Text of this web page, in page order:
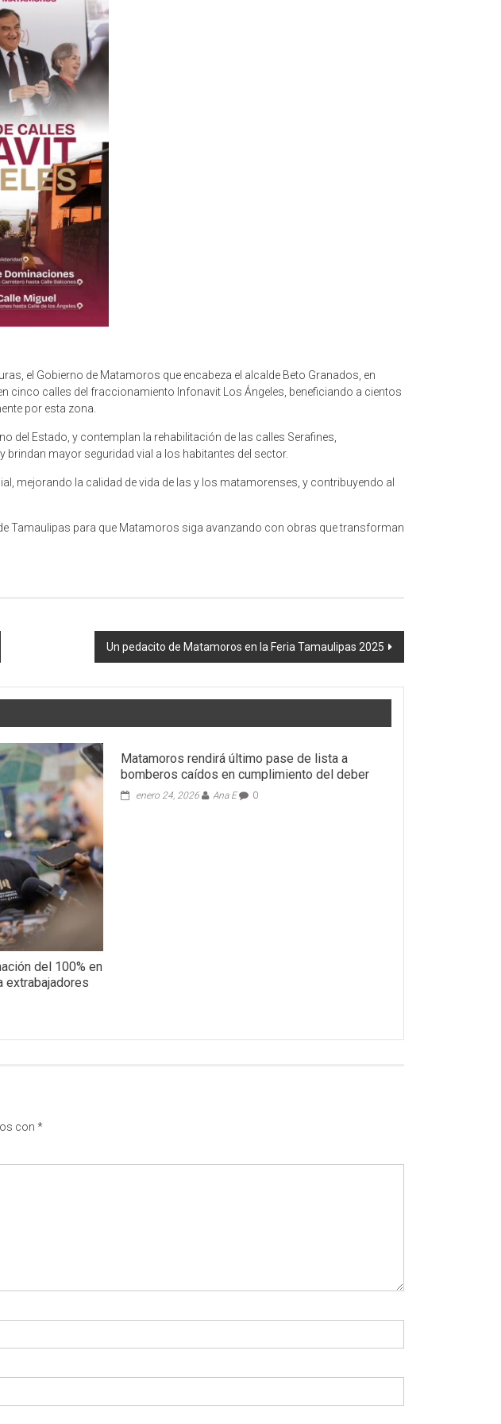
el Gobierno de Matamoros que encabeza el alcalde Beto Granados, en
cinco calles del fraccionamiento Infonavit Los Ángeles, beneficiando a cientos
por esta zona.
del Estado, y contemplan la rehabilitación de las calles Serafines,
brindan mayor seguridad vial a los habitantes del sector.
mejorando la calidad de vida de las y los matamorenses, y contribuyendo al
Tamaulipas para que Matamoros siga avanzando con obras que transforman
Un pedacito de Matamoros en la Feria Tamaulipas 2025
del 100% en
extrabajadores
Matamoros rendirá último pase de lista a
bomberos caídos en cumplimiento del deber
enero 24, 2026 Ana E 0
con *